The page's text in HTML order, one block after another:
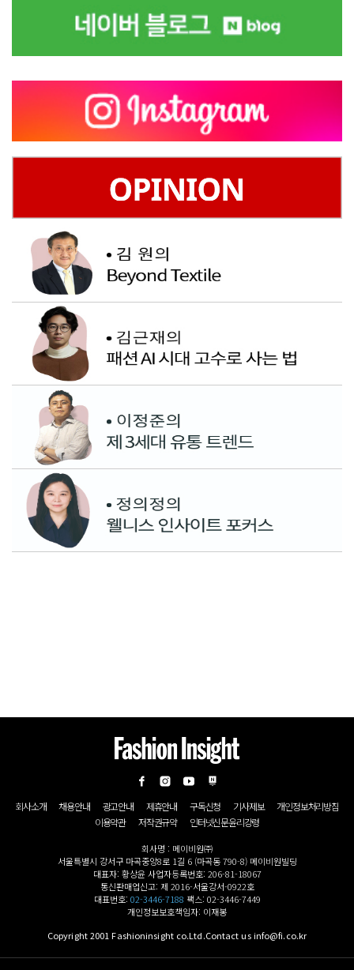
회사소개 채용안내 광고안내 제휴안내 구독신청 기사제보
개인정보처리방침
이용약관
저작권규약 인터넷신문윤리강령
회사명 : 메이비원㈜
서울특별시 강서구 마곡중앙8로 1길 6 (마곡동 790-8) 메이비원빌딩
대표자: 황상윤 사업자등록번호: 206-81-18067
통신판매업신고: 제 2016-서울강서-0922호
대표번호: 02-3446-7188 팩스: 02-3446-7449
개인정보보호책임자: 이재봉
Copyright 2001 Fashioninsight co.Ltd.Contact us info@fi.co.kr